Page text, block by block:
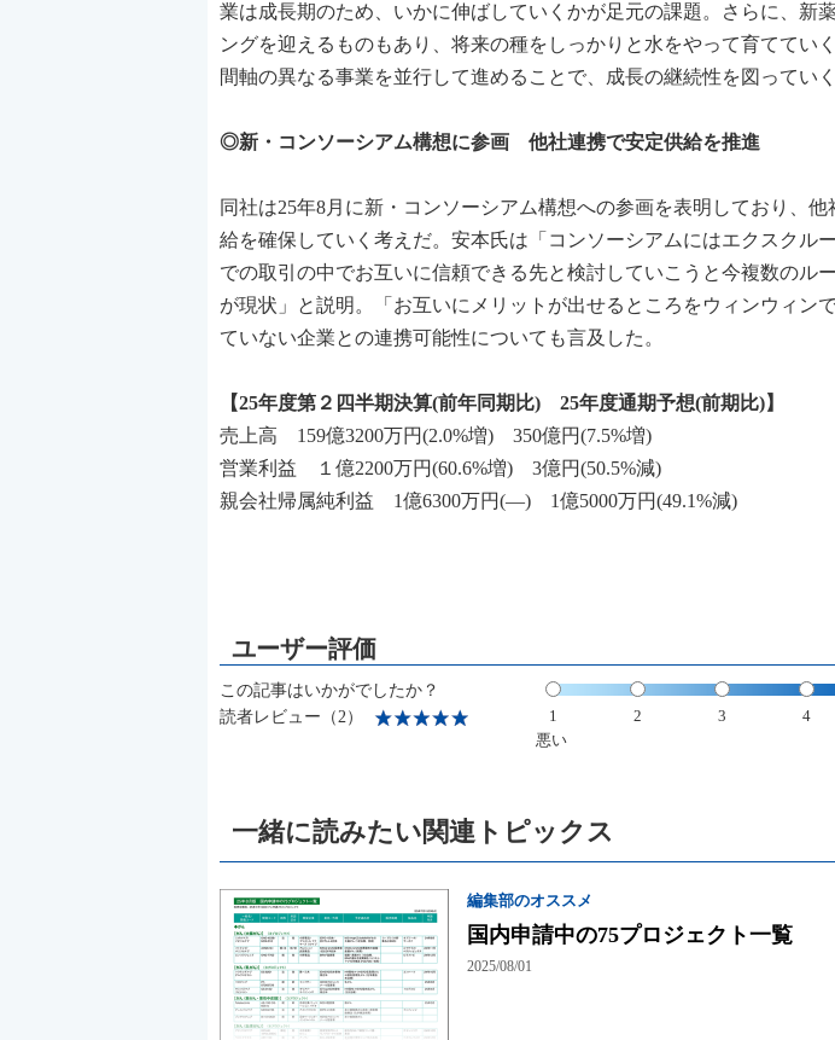
業は成長期のため、いかに伸ばしていくかが足元の課題。さらに、新
ングを迎えるものもあり、将来の種をしっかりと水をやって育ててい
間軸の異なる事業を並行して進めることで、成長の継続性を図っていく
◎新・コンソーシアム構想に参画 他社連携で安定供給を推進
同社は25年8月に新・コンソーシアム構想への参画を表明しており、
給を確保していく考えだ。安本氏は「コンソーシアムにはエクスクル
での取引の中でお互いに信頼できる先と検討していこうと今複数のル
が現状」と説明。「お互いにメリットが出せるところをウィンウィン
ていない企業との連携可能性についても言及した。
【25年度第２四半期決算(前年同期比) 25年度通期予想(前期比)】
売上高 159億3200万円(2.0%増) 350億円(7.5%増)
営業利益 １億2200万円(60.6%増) 3億円(50.5%減)
親会社帰属純利益 1億6300万円(―) 1億5000万円(49.1%減)
この記事はいかがでしたか？
読者レビュー（2）
1 2 3 4
悪い
一緒に読みたい関連トピックス
編集部のオススメ
国内申請中の75プロジェクト一覧
2025/08/01